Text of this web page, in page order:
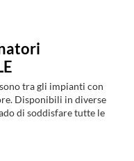
sono tra gli impianti con
Disponibili in diverse
di soddisfare tutte le